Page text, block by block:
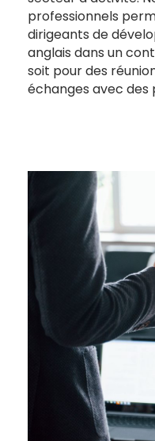
professionnels
dirigeants de
anglais dans un
soit pour des
échanges avec